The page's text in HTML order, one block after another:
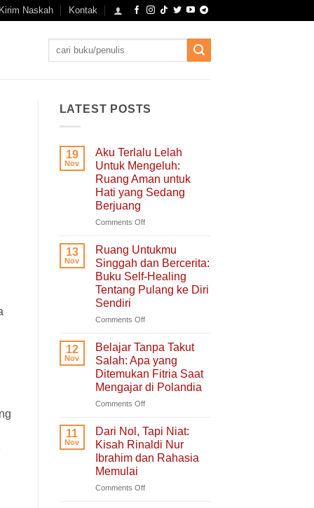
Kirim Naskah Kontak
Search
LATEST POSTS
19
Nov
Aku Terlalu Lelah
Untuk Mengeluh:
Ruang Aman untuk
Hati yang Sedang
Berjuang
Comments Offon
Terlalu
Lelah
Untuk
Mengeluh:
Ruang
untuk
Sedang
Berjuang
13
Nov
Ruang Untukmu
Singgah dan Bercerita:
Buku Self-Healing
Tentang Pulang ke Diri
Sendiri
Comments Offon
Untukmu
Singgah
dan
Bercerita:
Buku
Self-
Tentang
Pulang
ke
Diri
12
Nov
Belajar Tanpa Takut
Salah: Apa yang
Ditemukan Fitria Saat
Mengajar di Polandia
Comments Offon
Tanpa
Takut
Salah:
Apa
Ditemukan
11
Nov
Dari Nol, Tapi Niat:
Kisah Rinaldi Nur
Ibrahim dan Rahasia
Memulai
Comments Offon